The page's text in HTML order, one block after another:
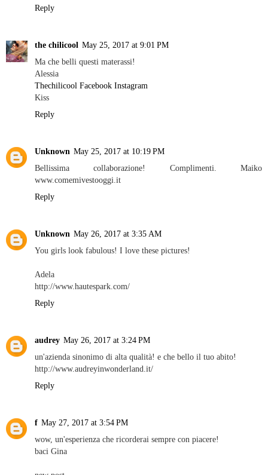
Reply
the chilicool May 25, 2017 at 9:01 PM
Ma che belli questi materassi!
Alessia
Thechilicool Facebook Instagram
Kiss
Reply
Unknown May 25, 2017 at 10:19 PM
Bellissima collaborazione! Complimenti. Maiko
www.comemivestooggi.it
Reply
Unknown May 26, 2017 at 3:35 AM
You girls look fabulous! I love these pictures!
Adela
http://www.hautespark.com/
Reply
audrey May 26, 2017 at 3:24 PM
un'azienda sinonimo di alta qualità! e che bello il tuo abito!
http://www.audreyinwonderland.it/
Reply
f May 27, 2017 at 3:54 PM
wow, un'esperienza che ricorderai sempre con piacere!
baci Gina